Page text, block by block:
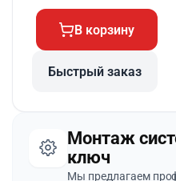
В корзину
Быстрый заказ
Монтаж
ключ
Мы предлагаем